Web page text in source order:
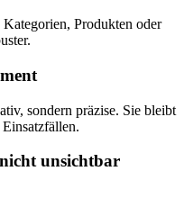
Produkten oder
sondern präzise. Sie bleibt
unsichtbar